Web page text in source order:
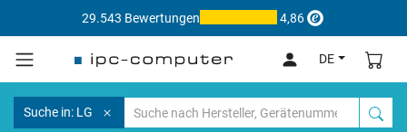
29.543 Bewertungen 4,86
DE
Suche in: LG